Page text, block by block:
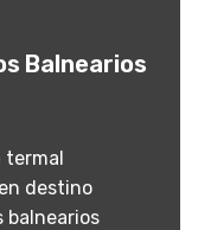
Balnearios
termal
destino
balnearios